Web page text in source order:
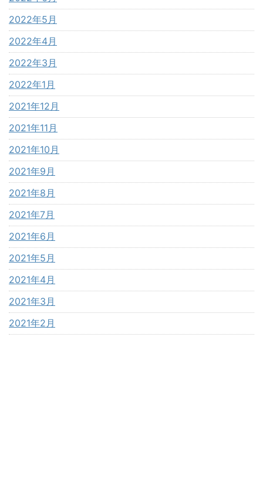
2022年5月
2022年4月
2022年3月
2022年1月
2021年12月
2021年11月
2021年10月
2021年9月
2021年8月
2021年7月
2021年6月
2021年5月
2021年4月
2021年3月
2021年2月